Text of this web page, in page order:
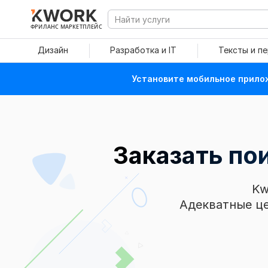
ФРИЛАНС МАРКЕТПЛЕЙС
Дизайн Разработка и IT Тексты и
Установите мобильное
Заказать
Адекватные